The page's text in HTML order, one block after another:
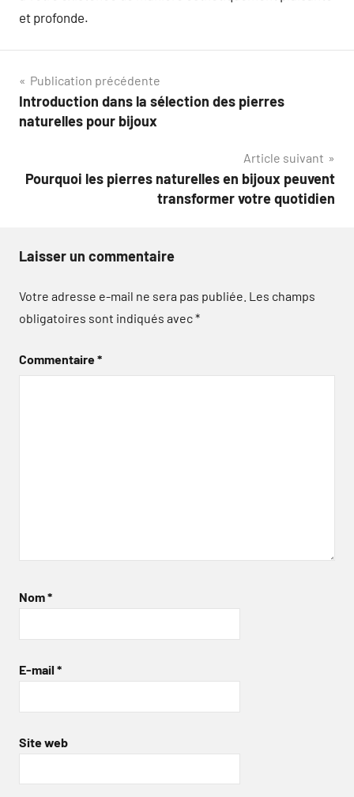
et profonde.
Navigation
de
Publication précédente
Introduction dans la sélection des pierres
naturelles pour bijoux
Article suivant
Pourquoi les pierres naturelles en bijoux peuvent
transformer votre quotidien
Laisser un commentaire
Votre adresse e-mail ne sera pas publiée. Les champs
obligatoires sont indiqués avec*
Commentaire*
Nom*
E-mail *
Site web